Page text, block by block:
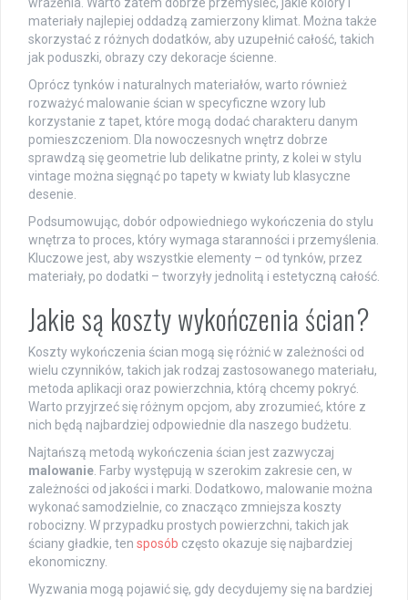
wrażenia. Warto zatem dobrze przemyśleć, jakie kolory i
materiały najlepiej oddadzą zamierzony klimat. Można także
skorzystać z różnych dodatków, aby uzupełnić całość, takich
jak poduszki, obrazy czy dekoracje ścienne.
Oprócz tynków i naturalnych materiałów, warto również
rozważyć malowanie ścian w specyficzne wzory lub
korzystanie z tapet, które mogą dodać charakteru danym
pomieszczeniom. Dla nowoczesnych wnętrz dobrze
sprawdzą się geometrie lub delikatne printy, z kolei w stylu
vintage można sięgnąć po tapety w kwiaty lub klasyczne
desenie.
Podsumowując, dobór odpowiedniego wykończenia do stylu
wnętrza to proces, który wymaga staranności i przemyślenia.
Kluczowe jest, aby wszystkie elementy – od tynków, przez
materiały, po dodatki – tworzyły jednolitą i estetyczną całość.
Jakie są koszty wykończenia ścian?
Koszty wykończenia ścian mogą się różnić w zależności od
wielu czynników, takich jak rodzaj zastosowanego materiału,
metoda aplikacji oraz powierzchnia, którą chcemy pokryć.
Warto przyjrzeć się różnym opcjom, aby zrozumieć, które z
nich będą najbardziej odpowiednie dla naszego budżetu.
Najtańszą metodą wykończenia ścian jest zazwyczaj
malowanie. Farby występują w szerokim zakresie cen, w
zależności od jakości i marki. Dodatkowo, malowanie można
wykonać samodzielnie, co znacząco zmniejsza koszty
robocizny. W przypadku prostych powierzchni, takich jak
ściany gładkie, ten sposób często okazuje się najbardziej
ekonomiczny.
Wyzwania mogą pojawić się, gdy decydujemy się na bardziej